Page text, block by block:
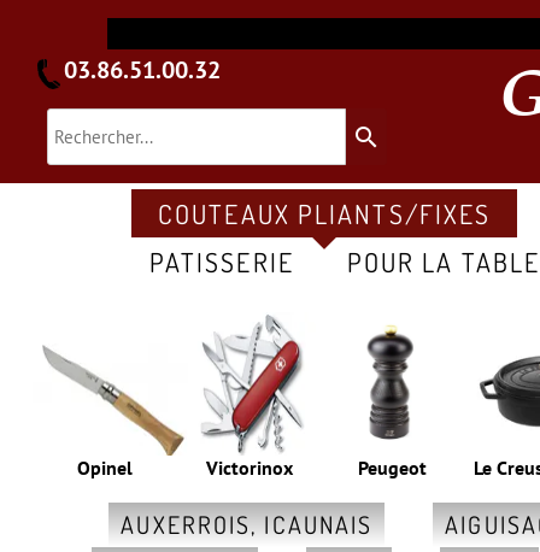
search
AUXERROIS, ICAUNAIS
Peugeot Le
Victorinox
Opinel
COUTEAUX PLIANTS/FIXES
PATISSERIE
POUR LA TABLE
03.86.51.00.32